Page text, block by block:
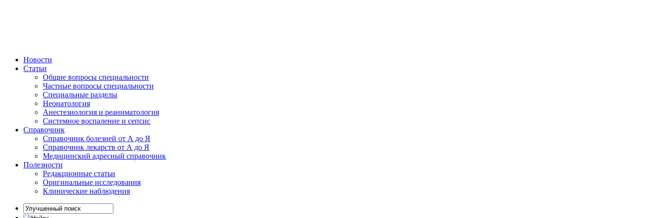
Новости
Статьи
Общие вопросы специальности
Частные вопросы специальности
Специальные разделы
Неонатология
Анестезиология и реаниматология
Системное воспаление и сепсис
Справочник
Справочник болезней от А до Я
Справочник лекарств от А до Я
Медицинский адресный справочник
Полезности
Редакционные статьи
Оригинальные исследования
Клинические наблюдения